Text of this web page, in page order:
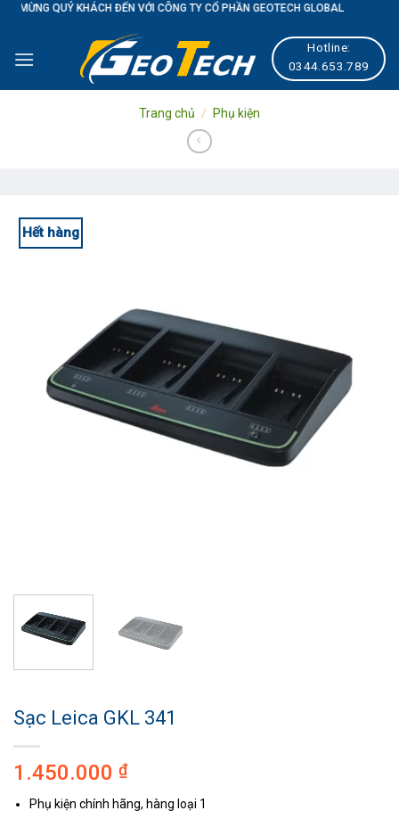
Skip
content
KHÁCH ĐẾN VỚI CÔNG TY CỔ PHẦN GEOTECH GLOBAL
Hotline:
0344.653.789
Trang chủ / Phụ kiện
Hết hàng
Sạc Leica GKL 341
1.450.000 ₫
Phụ kiện chính hãng, hàng loại 1